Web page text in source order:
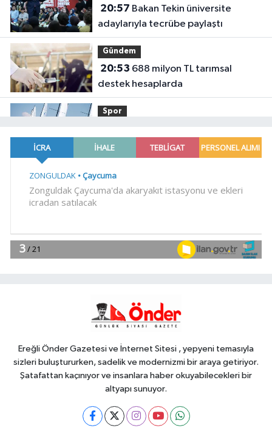
20:57
adaylarıyla tecrübe paylaştı
Gündem
20:53
destek hesaplarda
Spor
mücadelesi ilk günde nefes kesti
18:55Bursa'da tarihi eser
18:45
girişimcilere yeni kapılar açıyor
Ereğli Önder Gazetesi ve İnternet Sitesi , yepyeni temasıyla
sizleri buluştururken, sadelik ve modernizmi bir araya getiriyor.
Şatafattan kaçınıyor ve insanlara haber okuyabilecekleri bir
altyapı sunuyor.